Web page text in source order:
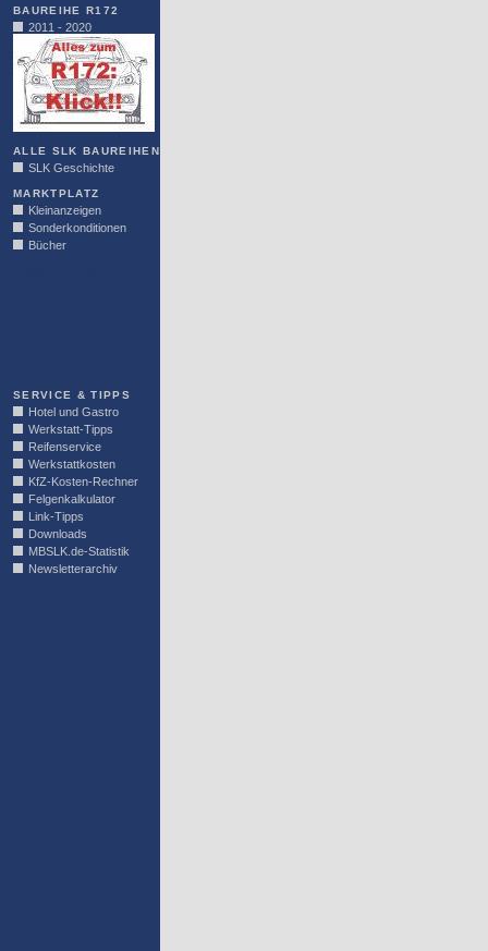
BAUREIHE R172
2011 - 2020
ALLE SLK BAUREIHEN
SLK Geschichte
MARKTPLATZ
Kleinanzeigen
Sonderkonditionen
Bücher
SERVICE & TIPPS
Hotel und Gastro
Werkstatt-Tipps
Reifenservice
Werkstattkosten
KfZ-Kosten-Rechner
Felgenkalkulator
Link-Tipps
Downloads
MBSLK.de-Statistik
Newsletterarchiv